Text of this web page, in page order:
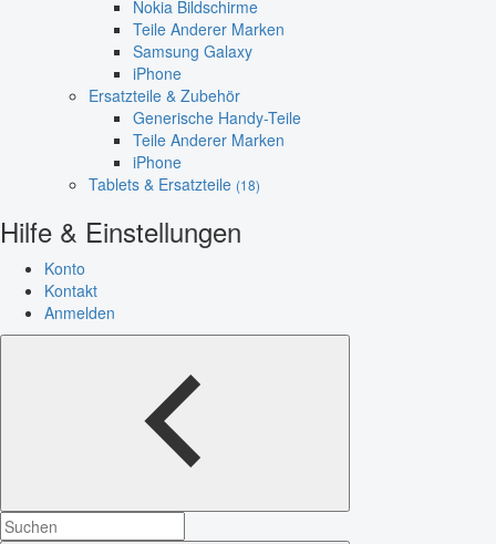
Nokia Bildschirme
Teile Anderer Marken
Samsung Galaxy
iPhone
Ersatzteile & Zubehör
Generische Handy-Teile
Teile Anderer Marken
iPhone
Tablets & Ersatzteile (18)
Hilfe & Einstellungen
Konto
Kontakt
Anmelden